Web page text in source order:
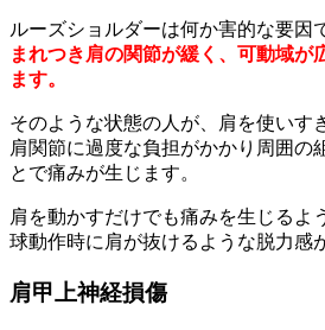
ルーズショルダーは何か害的な要因
まれつき肩の関節が緩く、可動域が
ます。
そのような状態の人が、肩を使いす
肩関節に過度な負担がかかり周囲の
とで痛みが生じます。
肩を動かすだけでも痛みを生じるよ
球動作時に肩が抜けるような脱力感
肩甲上神経損傷